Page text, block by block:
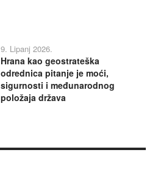
9. Lipanj 2026.
Hrana kao geostrateška
odrednica pitanje je moći,
sigurnosti i međunarodnog
položaja država